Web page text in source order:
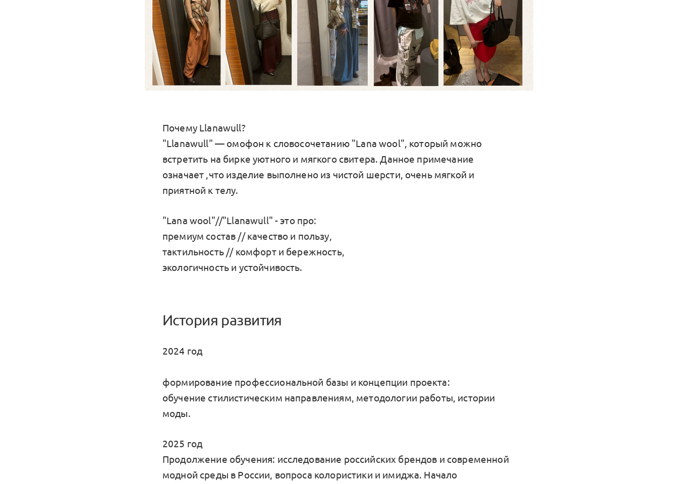
Почему Llanawull?
"Llanawull" — омофон к словосочетанию "Lana wool", который можно
встретить на бирке уютного и мягкого свитера. Данное примечание
означает ,что изделие выполнено из чистой шерсти, очень мягкой и
приятной к телу.
"Lana wool"//"Llanawull" - это про:
премиум состав // качество и пользу,
тактильность // комфорт и бережность,
экологичность и устойчивость.
История развития
2024 год
формирование профессиональной базы и концепции проекта:
обучение стилистическим направлениям, методологии работы, истории
моды.
2025 год
Продолжение обучения: исследование российских брендов и современной
модной среды в России, вопроса колористики и имиджа. Начало